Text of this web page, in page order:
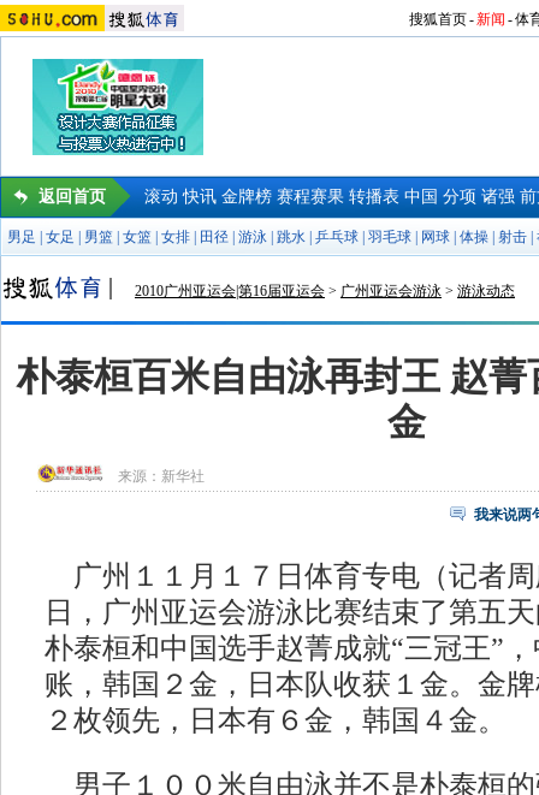
搜狐首页-新闻 -体
返回首页 滚动 快讯 金牌榜 赛程赛果 转播表 中国 分项 诸强
男足 女足 男篮 女篮 女排 田径 游泳 跳水 乒乓球 羽毛球 网球 体操 射击
2010广州亚运会|第16届亚运会 > 广州亚运会游泳 > 游泳动态
朴泰桓百米自由泳再封王 赵
金
来源： 新华社
我来说两
广州１１月１７日体育专电（记者
日，广州亚运会游泳比赛结束了第五
朴泰桓和中国选手赵菁成就“三冠王”
账，韩国２金，日本队收获１金。金
２枚领先，日本有６金，韩国４金。
男子１００米自由泳并不是朴泰桓